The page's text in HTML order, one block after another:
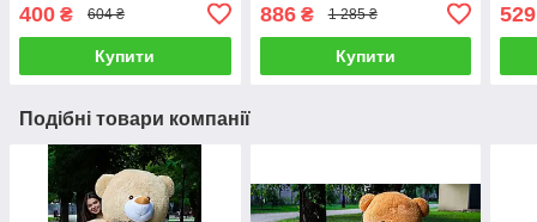
400 ₴ 604 ₴
Купити
886₴ 1 285 ₴
Купити
529
Подібні товари компанії